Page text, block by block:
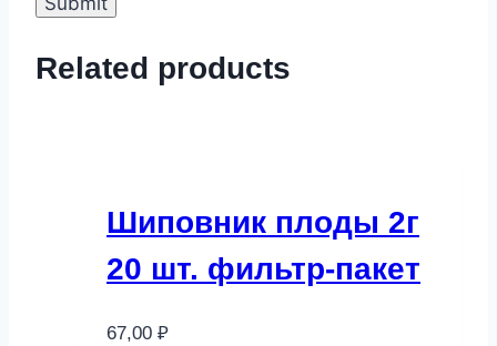
Related products
Шиповник плоды 2г
20 шт. фильтр-пакет
67,00 ₽